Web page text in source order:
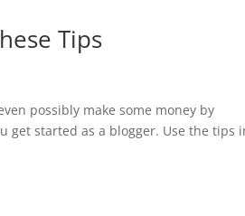
Tips
possibly make some money by
get started as a blogger. Use the tips